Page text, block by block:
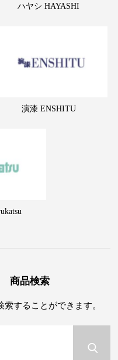
ハヤシ HAYASHI
演漆 ENSHITU
商品検索
することができます。